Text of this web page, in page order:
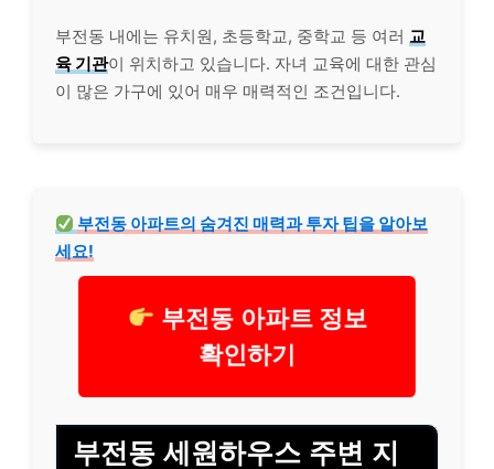
부전동 내에는 유치원, 초등학교, 중학교 등 여러 교
육 기관이 위치하고 있습니다. 자녀 교육에 대한 관심
이 많은 가구에 있어 매우 매력적인 조건입니다.
부전동 아파트의 숨겨진 매력과 투자 팁을 알아보
세요!
부전동 아파트 정보
확인하기
부전동 세원하우스 주변 지